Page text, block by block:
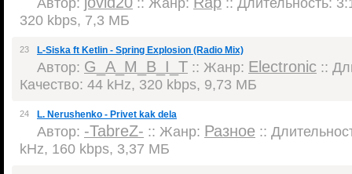
320 kbps, 7,3 МБ
23 L-Siska ft Ketlin - Spring Explosion (Radio Mix)
Автор: G_A_M_B_I_T :: Жанр: Electronic ::
Качество: 44 kHz, 320 kbps, 9,73 МБ
24 L. Nerushenko - Privet kak dela
Автор: -TabreZ- :: Жанр: Разное ::
kHz, 160 kbps, 3,37 МБ